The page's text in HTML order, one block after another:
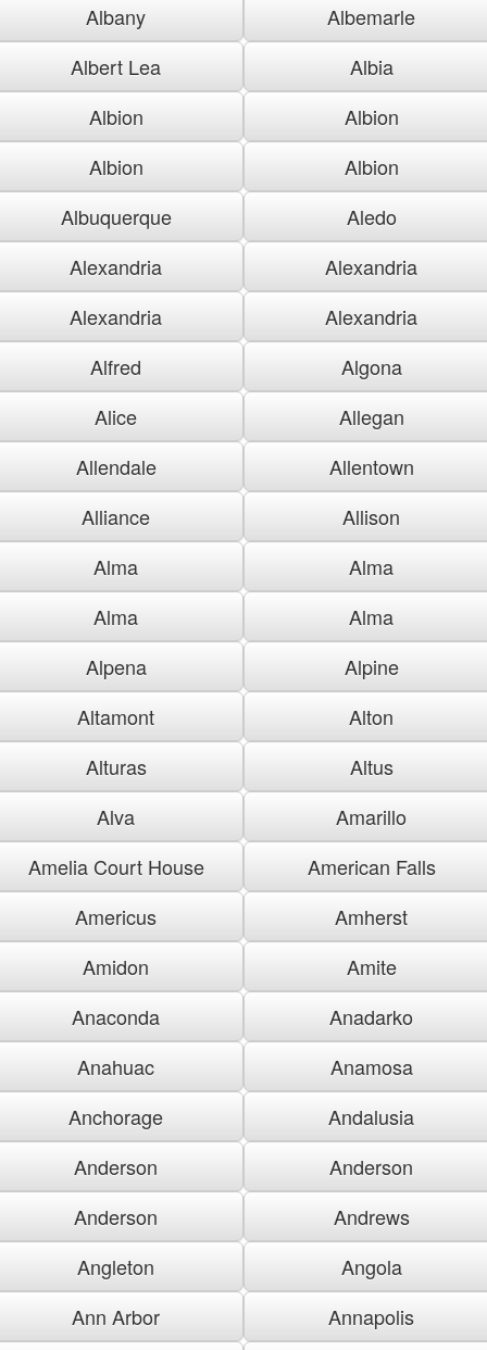
Albany
Albemarle
Albert Lea
Albia
Albion
Albion
Albion
Albion
Albuquerque
Aledo
Alexandria
Alexandria
Alexandria
Alexandria
Alfred
Algona
Alice
Allegan
Allendale
Allentown
Alliance
Allison
Alma
Alma
Alma
Alma
Alpena
Alpine
Altamont
Alton
Alturas
Altus
Alva
Amarillo
Amelia Court House
American Falls
Americus
Amherst
Amidon
Amite
Anaconda
Anadarko
Anahuac
Anamosa
Anchorage
Andalusia
Anderson
Anderson
Anderson
Andrews
Angleton
Angola
Ann Arbor
Annapolis